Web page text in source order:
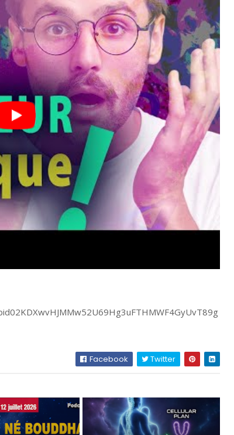
Facebook Twitter